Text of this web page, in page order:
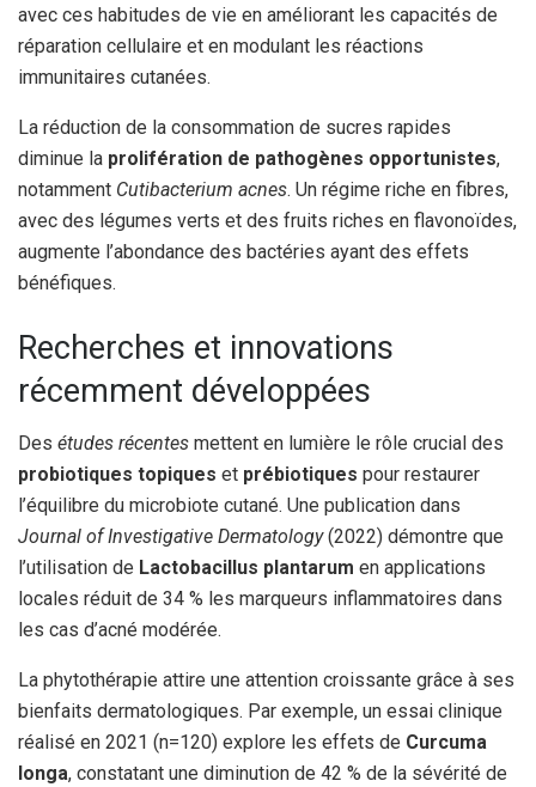
avec ces habitudes de vie en améliorant les capacités de
réparation cellulaire et en modulant les réactions
immunitaires cutanées.
La réduction de la consommation de sucres rapides
diminue la prolifération de pathogènes opportunistes,
notamment Cutibacterium acnes. Un régime riche en fibres,
avec des légumes verts et des fruits riches en flavonoïdes,
augmente l’abondance des bactéries ayant des effets
bénéfiques.
Recherches et innovations
récemment développées
Des études récentes mettent en lumière le rôle crucial des
probiotiques topiques et prébiotiques pour restaurer
l’équilibre du microbiote cutané. Une publication dans
Journal of Investigative Dermatology(2022) démontre que
l’utilisation de Lactobacillus plantarum en applications
locales réduit de 34 % les marqueurs inflammatoires dans
les cas d’acné modérée.
La phytothérapie attire une attention croissante grâce à ses
bienfaits dermatologiques. Par exemple, un essai clinique
réalisé en 2021 (n=120) explore les effets de Curcuma
longa, constatant une diminution de 42 % de la sévérité de